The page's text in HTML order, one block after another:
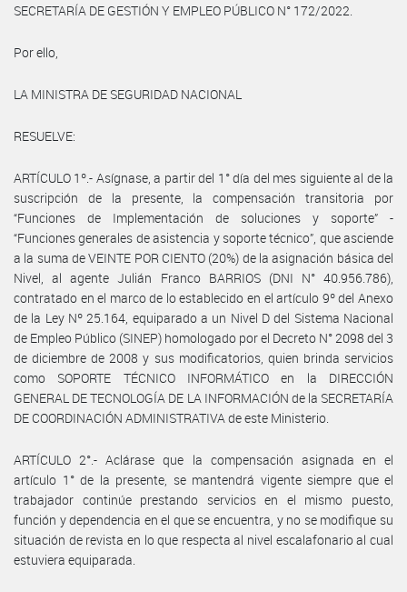
SECRETARÍA DE GESTIÓN Y EMPLEO PÚBLICO N° 172/2022.
Por ello,
LA MINISTRA DE SEGURIDAD NACIONAL
RESUELVE:
ARTÍCULO 1º.- Asígnase, a partir del 1° día del mes siguiente al de la
suscripción de la presente, la compensación transitoria por
“Funciones de Implementación de soluciones y soporte” -
“Funciones generales de asistencia y soporte técnico”, que asciende
a la suma de VEINTE POR CIENTO (20%) de la asignación básica del
Nivel, al agente Julián Franco BARRIOS (DNI N° 40.956.786),
contratado en el marco de lo establecido en el artículo 9º del Anexo
de la Ley Nº 25.164, equiparado a un Nivel D del Sistema Nacional
de Empleo Público (SINEP) homologado por el Decreto N° 2098 del 3
de diciembre de 2008 y sus modificatorios, quien brinda servicios
como SOPORTE TÉCNICO INFORMÁTICO en la DIRECCIÓN
GENERAL DE TECNOLOGÍA DE LA INFORMACIÓN de la SECRETARÍA
DE COORDINACIÓN ADMINISTRATIVA de este Ministerio.
ARTÍCULO 2°.- Aclárase que la compensación asignada en el
artículo 1° de la presente, se mantendrá vigente siempre que el
trabajador continúe prestando servicios en el mismo puesto,
función y dependencia en el que se encuentra, y no se modifique su
situación de revista en lo que respecta al nivel escalafonario al cual
estuviera equiparada.